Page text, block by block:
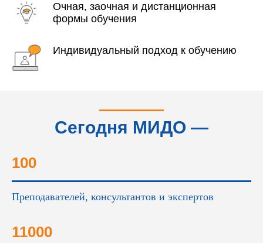
Очная, заочная и дистанционная
формы обучения
Индивидуальный подход к обучению
Сегодня МИДО —
100
Преподавателей, консультантов и экспертов
11000